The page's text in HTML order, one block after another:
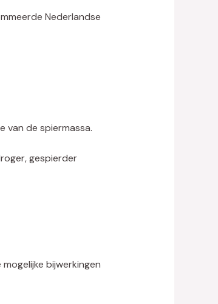
Nederlandse
de spiermassa.
gespierder
bijwerkingen